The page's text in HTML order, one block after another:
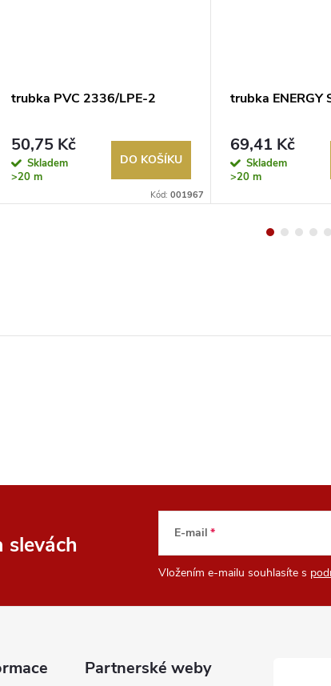
trubka PVC 2336/LPE-2
50,75 Kč
Skladem
>20 m
DO KOŠÍKU
Kód: 001967
trubka ENERGY
69,41 Kč
Skladem
>20 m
slevách E-mail
Vložením e-mailu souhlasíte s
Partnerské weby